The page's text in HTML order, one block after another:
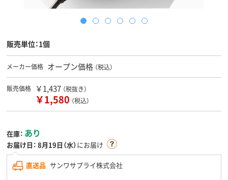
販売単位：1個
メーカー価格 オープン価格 （税込）
販売価格 ￥1,437 （税抜き）
￥1,580 （税込）
在庫： あり
お届け日： 8月19日（水）にお届け
直送品 サンワサプライ株式会社